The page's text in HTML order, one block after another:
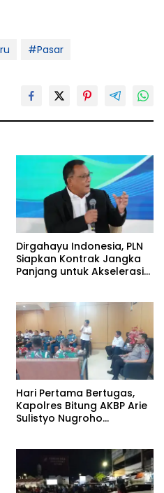
#Pasar
Dirgahayu Indonesia, PLN
Siapkan Kontrak Jangka
Panjang untuk Akselerasi
Hari Pertama Bertugas,
Kapolres Bitung AKBP Arie
Sulistyo Nugroho